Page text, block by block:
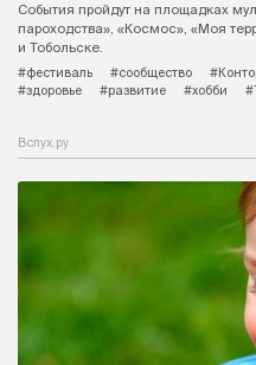
События пройдут на площадках
пароходства», «Космос», «Моя
и Тобольске.
#фестиваль
#сообщество
#здоровье
#развитие #хобби
Вслух.ру